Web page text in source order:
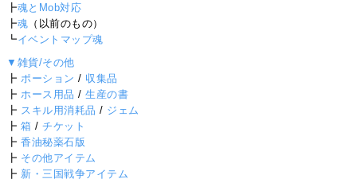
┣魂とMob対応
┣魂 （以前のもの）
┗イベントマップ魂
▼雑貨/その他
┣ポーション / 収集品
┣ホース用品 /生産の書
┣ スキル用消耗品 / ジェム
┣箱 /チケット
┣香油秘薬石版
┣ その他アイテム
┣ 新・三国戦争アイテム